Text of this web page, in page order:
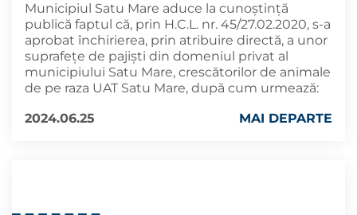
Municipiul Satu Mare aduce la cunoștință
publică faptul că, prin H.C.L. nr. 45/27.02.2020, s-a
aprobat închirierea, prin atribuire directă, a unor
suprafețe de pajiști din domeniul privat al
municipiului Satu Mare, crescătorilor de animale
de pe raza UAT Satu Mare, după cum urmează:
2024.06.25
MAI DEPARTE